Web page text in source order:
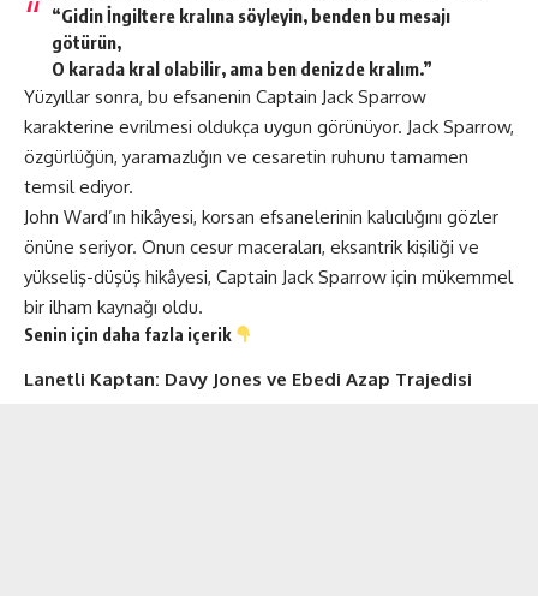
“Gidin İngiltere kralına söyleyin, benden bu mesajı
götürün,
O karada kral olabilir, ama ben denizde kralım.”
Yüzyıllar sonra, bu efsanenin Captain Jack Sparrow
karakterine evrilmesi oldukça uygun görünüyor. Jack Sparrow,
özgürlüğün, yaramazlığın ve cesaretin ruhunu tamamen
temsil ediyor​​.
John Ward’ın hikâyesi, korsan efsanelerinin kalıcılığını gözler
önüne seriyor. Onun cesur maceraları, eksantrik kişiliği ve
yükseliş-düşüş hikâyesi, Captain Jack Sparrow için mükemmel
bir ilham kaynağı oldu.
Senin için daha fazla içerik
Lanetli Kaptan: Davy Jones ve Ebedi Azap Trajedisi